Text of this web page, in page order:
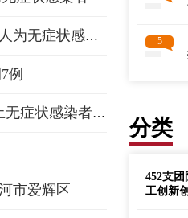
北京海淀5人核酸阳性 其中4人确诊1人为无症状感染者
例
河南新增本土确诊病例13例 新增本土无症状感染者5例
市爱辉区
5
分类
452支
工创新